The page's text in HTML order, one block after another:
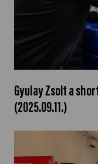
Gyulay Zsolt a
(2025.09.11.)